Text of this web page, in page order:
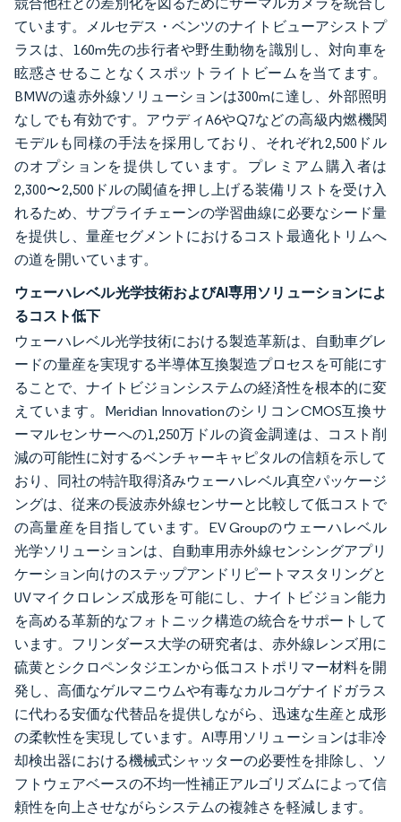
ています。メルセデス・ベンツのナイトビューアシストプ
ラスは、160m先の歩行者や野生動物を識別し、対向車を
眩惑させることなくスポットライトビームを当てます。
BMWの遠赤外線ソリューションは300mに達し、外部照明
なしでも有効です。アウディA6やQ7などの高級内燃機関
モデルも同様の手法を採用しており、それぞれ2,500ドル
のオプションを提供しています。プレミアム購入者は
2,300〜2,500ドルの閾値を押し上げる装備リストを受け入
れるため、サプライチェーンの学習曲線に必要なシード量
を提供し、量産セグメントにおけるコスト最適化トリムへ
の道を開いています。
ウェーハレベル光学技術およびAI専用ソリューションによ
るコスト低下
ウェーハレベル光学技術における製造革新は、自動車グレ
ードの量産を実現する半導体互換製造プロセスを可能にす
ることで、ナイトビジョンシステムの経済性を根本的に変
えています。Meridian InnovationのシリコンCMOS互換サ
ーマルセンサーへの1,250万ドルの資金調達は、コスト削
減の可能性に対するベンチャーキャピタルの信頼を示して
おり、同社の特許取得済みウェーハレベル真空パッケージ
ングは、従来の長波赤外線センサーと比較して低コストで
の高量産を目指しています。EV Groupのウェーハレベル
光学ソリューションは、自動車用赤外線センシングアプリ
ケーション向けのステップアンドリピートマスタリングと
UVマイクロレンズ成形を可能にし、ナイトビジョン能力
を高める革新的なフォトニック構造の統合をサポートして
います。フリンダース大学の研究者は、赤外線レンズ用に
硫黄とシクロペンタジエンから低コストポリマー材料を開
発し、高価なゲルマニウムや有毒なカルコゲナイドガラス
に代わる安価な代替品を提供しながら、迅速な生産と成形
の柔軟性を実現しています。AI専用ソリューションは非冷
却検出器における機械式シャッターの必要性を排除し、ソ
フトウェアベースの不均一性補正アルゴリズムによって信
頼性を向上させながらシステムの複雑さを軽減します。